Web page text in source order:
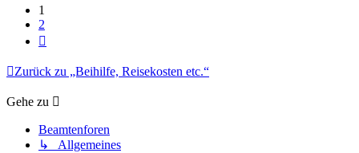
1
2
Zurück zu „Beihilfe, Reisekosten etc.“
Gehe zu
Beamtenforen
↳ Allgemeines